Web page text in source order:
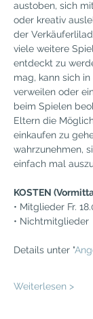
austoben, sich
oder kreativ
der
viele weitere
entdeckt zu
mag, kann sich
verweilen oder
beim Spielen
Eltern die
einkaufen zu
wahrzunehmen,
einfach mal
KOSTEN
• Mitglieder Fr.
• Nichtmitglieder
Details unter "
Weiterlesen >